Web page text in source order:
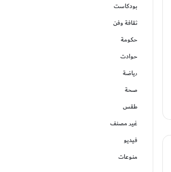
بودكاست
ثقافة وفن
حكومة
حوادت
رياضة
صحة
طقس
غير مصنف
فيديو
منوعات